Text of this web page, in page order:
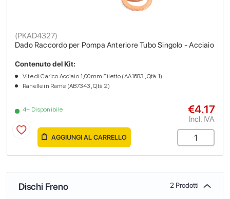
Dado Raccordo per Pompa Anteriore Tubo Singolo - Acciaio
(PKAD4327)
4+ Disponibile
Contenuto del Kit:
Vite di Carico Acciaio 1,00mm Filetto (AA1683 , Qtà 1)
Ranelle in Rame (AB7343 , Qtà 2)
€4.17
Incl. IVA
AGGIUNGI AL CARRELLO
Dischi Freno 2 Prodotti